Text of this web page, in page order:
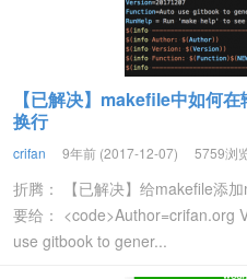
【已解决】makefile中如何
换行
crifan 9年前 (2017-12-07) 5759浏
折腾： 【已解决】给makefile添
要给： <code>Author=crifan.org
use gitbook to gener...